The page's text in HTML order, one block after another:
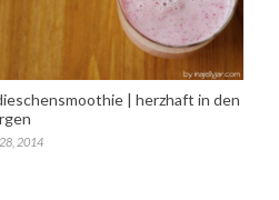
| herzhaft in den
2014